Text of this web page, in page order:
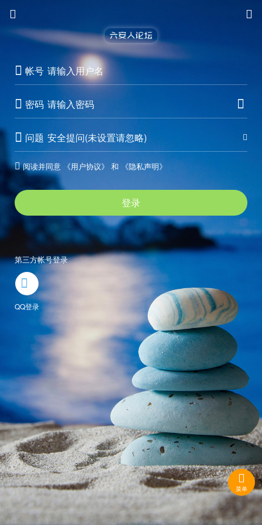
 
 帐号
 密码 
 问题 
安全提问(未设置请忽略)
 阅读并同意 《用户协议》 和 《隐私声明》
登录
第三方帐号登录

QQ登录

菜单